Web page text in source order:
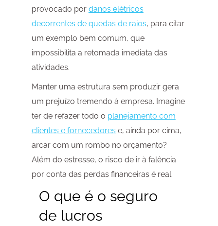
provocado por danos elétricos
decorrentes de quedas de raios, para citar
um exemplo bem comum, que
impossibilita a retomada imediata das
atividades.
Manter uma estrutura sem produzir gera
um prejuízo tremendo à empresa. Imagine
ter de refazer todo o planejamento com
clientes e fornecedores e, ainda por cima,
arcar com um rombo no orçamento?
Além do estresse, o risco de ir à falência
por conta das perdas financeiras é real.
O que é o seguro
de lucros